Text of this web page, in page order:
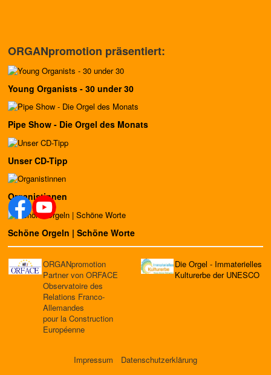
ORGANpromotion präsentiert:
Young Organists - 30 under 30
Pipe Show - Die Orgel des Monats
Unser CD-Tipp
Organistinnen
Schöne Orgeln | Schöne Worte
ORGANpromotion
Partner von ORFACE
Observatoire des
Relations Franco-
Allemandes
pour la Construction
Européenne
Die Orgel - Immaterielles
Kulturerbe der UNESCO
Impressum
Datenschutzerklärung